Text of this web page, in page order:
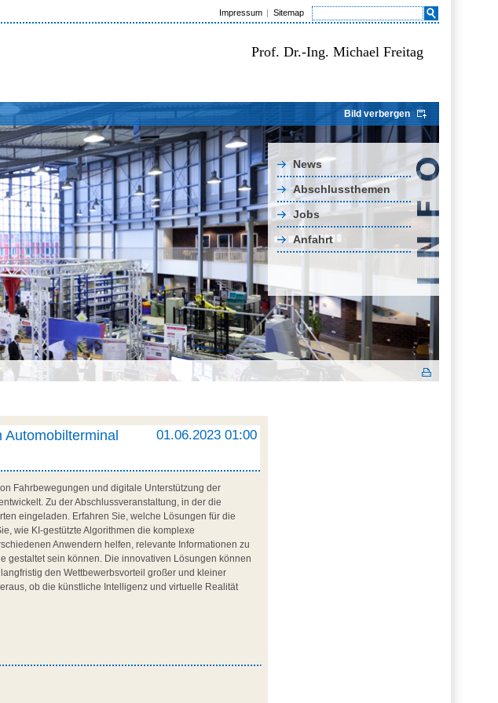
Impressum Sitemap
Prof. Dr.-Ing. Michael Freitag
Bild verbergen
News
Abschlussthemen
Jobs
Anfahrt
01.06.2023 01:00
Automobilterminal
Fahrbewegungen und digitale Unterstützung der
Zu der Abschlussveranstaltung, in der die
eingeladen. Erfahren Sie, welche Lösungen für die
wie KI-gestützte Algorithmen die komplexe
Anwendern helfen, relevante Informationen zu
gestaltet sein können. Die innovativen Lösungen können
den Wettbewerbsvorteil großer und kleiner
ob die künstliche Intelligenz und virtuelle Realität